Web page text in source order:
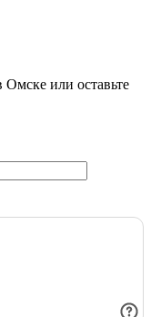
Омске или оставьте